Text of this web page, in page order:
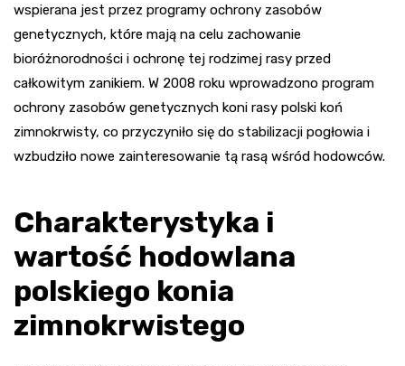
wspierana jest przez programy ochrony zasobów
genetycznych, które mają na celu zachowanie
bioróżnorodności i ochronę tej rodzimej rasy przed
całkowitym zanikiem. W 2008 roku wprowadzono program
ochrony zasobów genetycznych koni rasy polski koń
zimnokrwisty, co przyczyniło się do stabilizacji pogłowia i
wzbudziło nowe zainteresowanie tą rasą wśród hodowców.
Charakterystyka i
wartość hodowlana
polskiego konia
zimnokrwistego